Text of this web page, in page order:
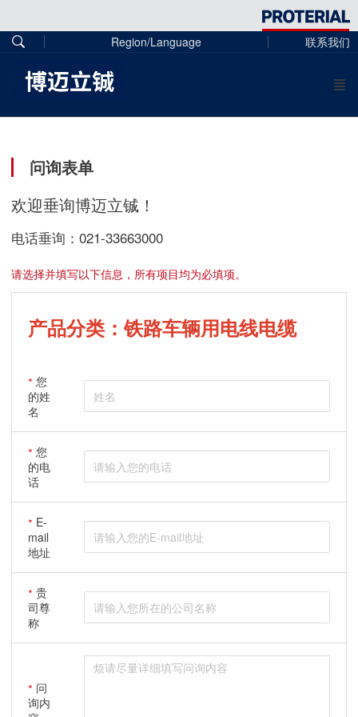
Region/Language 联系我们
问询表单
欢迎垂询博迈立铖！
电话垂询：021-33663000
请选择并填写以下信息，所有项目均为必填项。
产品分类：铁路车辆用电线电缆
您
的姓
名
您
的电
话
E-
mail
地址
贵
司尊
称
问
询内